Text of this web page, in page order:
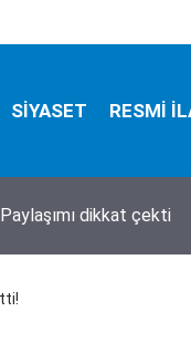
SİYASET RESMİ
dikkat çekti